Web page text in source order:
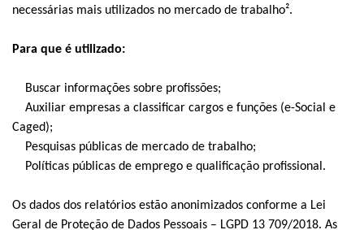
necessárias mais utilizados no mercado de trabalho².
Para que é utilizado:
Buscar informações sobre profissões;
Auxiliar empresas a classificar cargos e funções (e-Social e
Caged);
Pesquisas públicas de mercado de trabalho;
Políticas públicas de emprego e qualificação profissional.
Os dados dos relatórios estão anonimizados conforme a Lei
Geral de Proteção de Dados Pessoais – LGPD 13 709/2018. As